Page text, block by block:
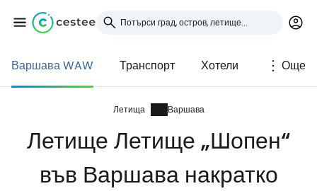
Варшава WAW Транспорт Хотели Още
Летища Варшава
Летище Летище „Шопен“
във Варшава накратко
Влезте в Cestee
... световната общност на туристите
Продължете с Google